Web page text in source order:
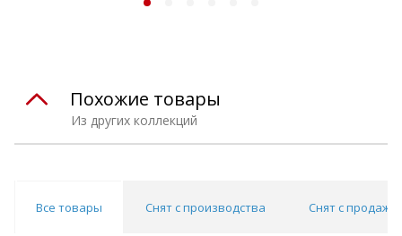
Из других коллекций
Похожие товары
Все товары Снят с производства Снят с продаж